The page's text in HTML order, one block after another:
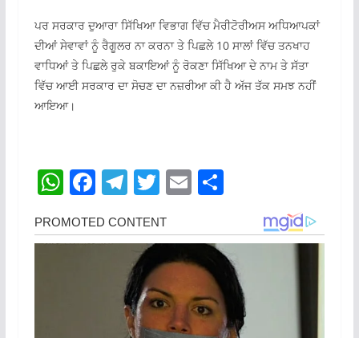
ਪਰ ਸਰਕਾਰ ਦੁਆਰਾ ਸਿੱਖਿਆ ਵਿਭਾਗ ਵਿੱਚ ਮੈਰੀਟੋਰੀਅਸ ਅਧਿਆਪਕਾਂ
ਦੀਆਂ ਸੇਵਾਵਾਂ ਨੂੰ ਰੈਗੂਲਰ ਨਾ ਕਰਨਾ ਤੇ ਪਿਛਲੇ 10 ਸਾਲਾਂ ਵਿੱਚ ਤਨਖਾਹ
ਵਾਧਿਆਂ ਤੇ ਪਿਛਲੇ ਰੁਕੇ ਬਕਾਇਆਂ ਨੂੰ ਰੋਕਣਾ ਸਿੱਖਿਆ ਦੇ ਨਾਮ ਤੇ ਸੱਤਾ
ਵਿੱਚ ਆਈ ਸਰਕਾਰ ਦਾ ਸੋਚਣ ਦਾ ਨਜ਼ਰੀਆ ਕੀ ਹੈ ਅੱਜ ਤੱਕ ਸਮਝ ਨਹੀਂ
ਆਇਆ।
W
at
F
c
T
e
gr
a
m
T
itt
er
E
ai
l
S
ar
e